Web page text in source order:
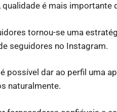
é mais importante
tornou-se uma
seguidores no Instagram.
possível dar ao perfil uma
naturalmente.